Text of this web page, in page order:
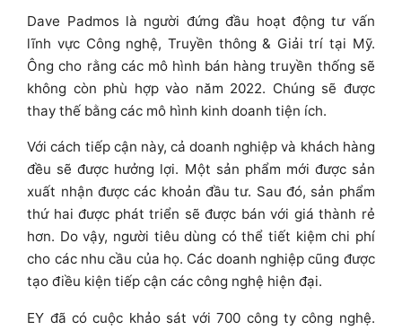
Dave Padmos là người đứng đầu hoạt động tư vấn
lĩnh vực Công nghệ, Truyền thông & Giải trí tại Mỹ.
Ông cho rằng các mô hình bán hàng truyền thống sẽ
không còn phù hợp vào năm 2022. Chúng sẽ được
thay thế bằng các mô hình kinh doanh tiện ích.
Với cách tiếp cận này, cả doanh nghiệp và khách hàng
đều sẽ được hưởng lợi. Một sản phẩm mới được sản
xuất nhận được các khoản đầu tư. Sau đó, sản phẩm
thứ hai được phát triển sẽ được bán với giá thành rẻ
hơn. Do vậy, người tiêu dùng có thể tiết kiệm chi phí
cho các nhu cầu của họ. Các doanh nghiệp cũng được
tạo điều kiện tiếp cận các công nghệ hiện đại.
EY đã có cuộc khảo sát với 700 công ty công nghệ.